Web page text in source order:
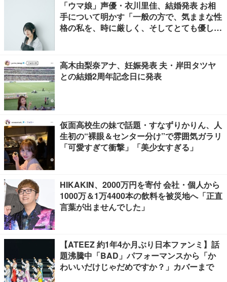
「ウマ娘」声優・衣川里佳、結婚発表 お相
手について明かす「一般の方で、気ままな性
格の私を、時に厳しく、そしてとても優し
高木由梨奈アナ、妊娠発表 夫・岸田タツヤ
との結婚2周年記念日に発表
仮面高校生の妹で話題・すなずりかりん、人
生初の“裸眼＆センター分け”で雰囲気ガラリ
「可愛すぎて衝撃」「美少女すぎる」
HIKAKIN、2000万円を寄付 会社・個人から
1000万＆1万4400本の飲料を被災地へ「正直
言葉が出ませんでした」
【ATEEZ 約1年4か月ぶり日本ファンミ】話
題沸騰中「BAD」パフォーマンスから「か
わいいだけじゃだめですか？」カバーまで